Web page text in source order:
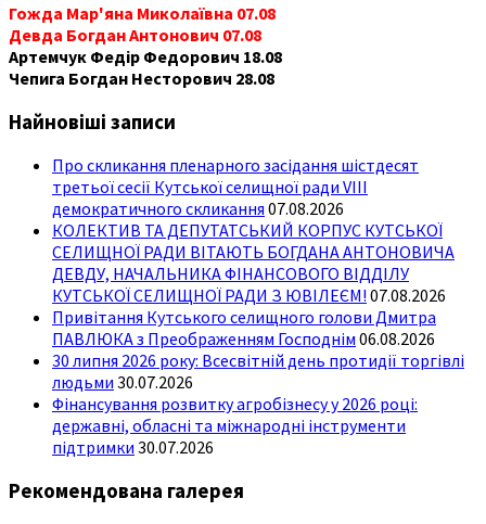
Гожда Мар'яна Миколаївна 07.08
Девда Богдан Антонович 07.08
Артемчук Федір Федорович 18.08
Чепига Богдан Несторович 28.08
Найновіші записи
Про скликання пленарного засідання шістдесят
третьої сесії Кутської селищної ради VIII
демократичного скликання 07.08.2026
КОЛЕКТИВ ТА ДЕПУТАТСЬКИЙ КОРПУС КУТСЬКОЇ
СЕЛИЩНОЇ РАДИ ВІТАЮТЬ БОГДАНА АНТОНОВИЧА
ДЕВДУ, НАЧАЛЬНИКА ФІНАНСОВОГО ВІДДІЛУ
КУТСЬКОЇ СЕЛИЩНОЇ РАДИ З ЮВІЛЕЄМ! 07.08.2026
Привітання Кутського селищного голови Дмитра
ПАВЛЮКА з Преображенням Господнім 06.08.2026
30 липня 2026 року: Всесвітній день протидії торгівлі
людьми 30.07.2026
Фінансування розвитку агробізнесу у 2026 році:
державні, обласні та міжнародні інструменти
підтримки 30.07.2026
Рекомендована галерея